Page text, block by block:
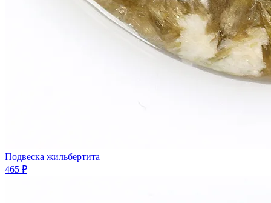
Подвеска жильбертита
465 ₽